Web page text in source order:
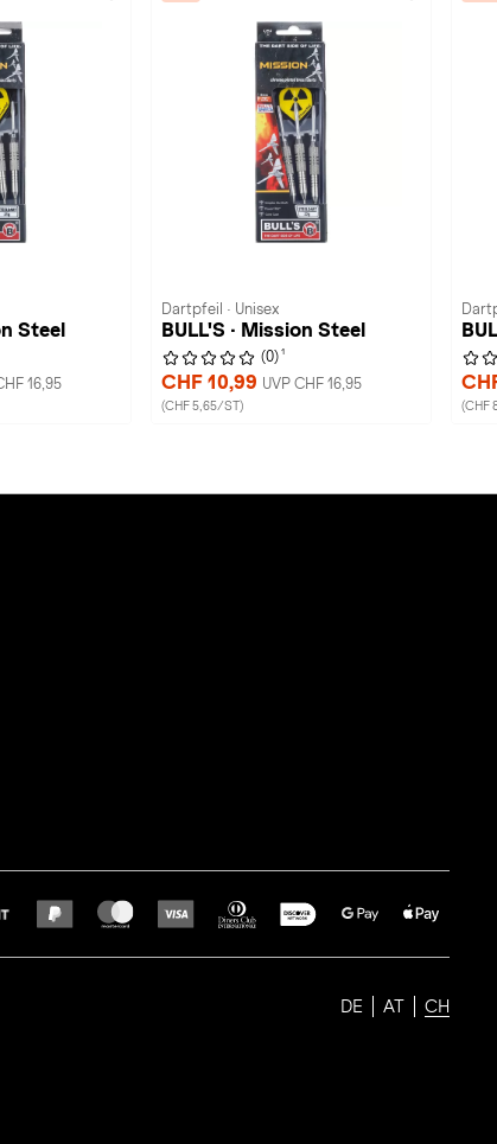
Steel
16,95
Dartpfeil · Unisex
BULL'S · Mission Steel
(0) 1
CHF 10,99 UVP CHF 16,95
(CHF 5,65/ST) (CHF
DE AT CH